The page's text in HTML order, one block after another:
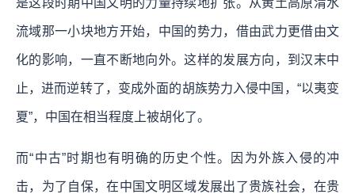
流域那一小块地方开始，中国的势力，借由武力更借由文
化的影响，一直不断地向外。这样的发展方向，到汉末中
止，进而逆转了，变成外面的胡族势力入侵中国，“以夷变
夏”，中国在相当程度上被胡化了。
而“中古”时期也有明确的历史个性。因为外族入侵的冲
击，为了自保，在中国文明区域发展出了贵族社会，在贵